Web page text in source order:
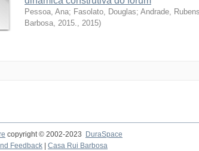
Pessoa, Ana; Fasolato, Douglas; Andrade,
Barbosa, 2015., 2015)
copyright © 2002-2023 DuraSpace
Feedback Casa Rui Barbosa